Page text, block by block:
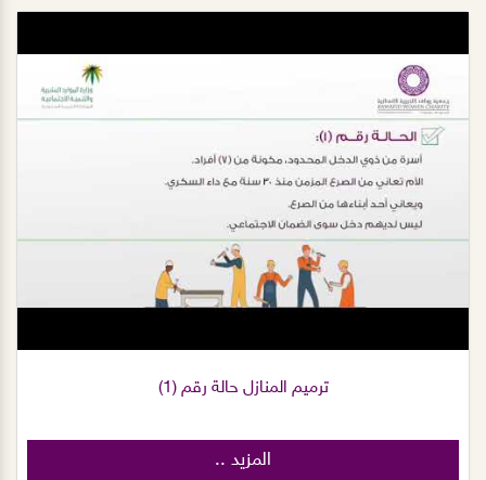
ترميم المنازل حالة رقم (1)
المزيد ..